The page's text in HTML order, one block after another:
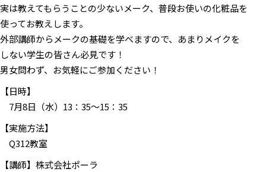
実は教えてもらうことの少ないメーク、普段お使いの化粧品を
使ってお教えします。
外部講師からメークの基礎を学べますので、あまりメイクを
しない学生の皆さん必見です！
男女問わず、お気軽にご参加ください！
【日時】
7月8日（水）13：35～15：35
【実施方法】
Q312教室
【講師】株式会社ポーラ